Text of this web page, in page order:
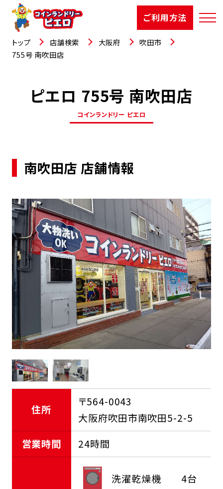
ご利用方法
店舗検索
選ばれる理由
お知らせ
お役立コラム
よくあるご質問
FCオーナー募集中
トップ 店舗検索 大阪府
吹田市
755号 南吹田店
ピエロ 755号 南吹田店
コインランドリー ピエロ
南吹田店 店舗情報
住所
〒564-0043
大阪府吹田市南吹田5-2-5
営業時間
24時間
洗濯乾燥機 4台